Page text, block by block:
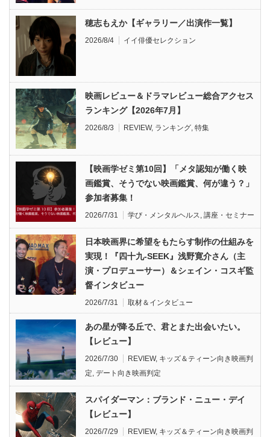
穂志もえか【ギャラリー／出演作一覧】
2026/8/4 イイ俳優セレクション
映画レビュー＆ドラマレビュー総合アクセス
ランキング【2026年7月】
2026/8/3 REVIEW, ランキング, 特集
【映画学ゼミ第10回】「メタ認知が働く映
画鑑賞、そうでない映画鑑賞、何が違う？」
参加者募集！
2026/7/31 学び・メンタルヘルス, 講座・セミナー
日本映画界に希望をもたらす制作の仕組みを
実現！『四十九-SEEK』浅野寛介さん（主
演・プロデューサー）＆シェイン・コスギ監
督インタビュー
2026/7/31 取材＆インタビュー
あの星が降る丘で、君とまた出会いたい。
【レビュー】
2026/7/30 REVIEW, キッズ＆ティーン向き映画判
定, デート向き映画判定
スパイダーマン：ブランド・ニュー・デイ
【レビュー】
2026/7/29 REVIEW, キッズ＆ティーン向き映画判